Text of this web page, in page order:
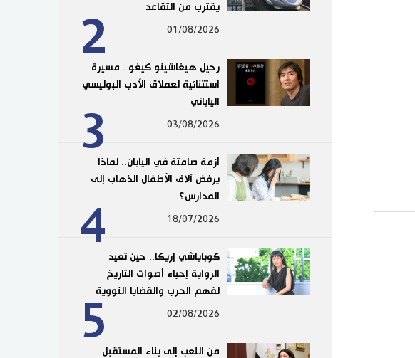
2
يقترب من التقاعد
01/08/2026
3
رحيل هيغاشينو كيغو.. مسيرة
استثنائية لعملاق الأدب البوليسي
الياباني
03/08/2026
4
أزمة صامتة في اليابان.. لماذا
يرفض آلاف الأطفال الذهاب إلى
المدارس؟
18/07/2026
5
كوباياشي إريكا.. حين تعيد
الرواية إحياء أصوات التاريخ
لفهم الحرب والقضايا النووية
02/08/2026
من اللعب إلى بناء المستقبل..